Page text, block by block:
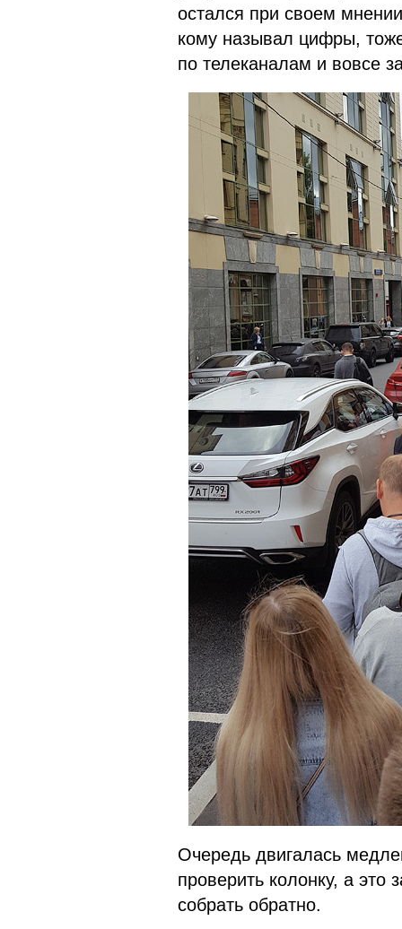
остался при своем
кому называл цифры,
по телеканалам и вовсе
Очередь двигалась
проверить колонку, а это
собрать обратно.